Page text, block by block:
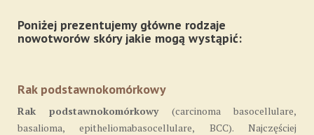
Poniżej prezentujemy główne rodzaje
nowotworów skóryjakie mogą wystąpić:
Rak podstawnokomórkowy
Rak podstawnokomórkowy(carcinoma basocellulare,
basalioma, epitheliomabasocellulare, BCC). Najczęściej